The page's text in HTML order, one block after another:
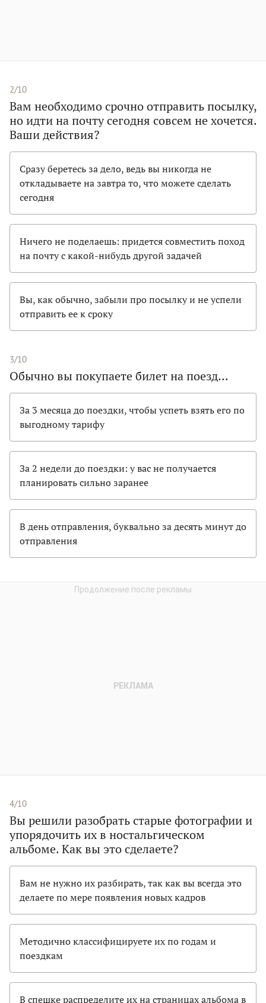
2/10
Вам необходимо срочно отправить посылку,
но идти на почту сегодня совсем не хочется.
Ваши действия?
Сразу беретесь за дело, ведь вы никогда не
откладываете на завтра то, что можете сделать
сегодня
Ничего не поделаешь: придется совместить поход
на почту с какой-нибудь другой задачей
Вы, как обычно, забыли про посылку и не успели
отправить ее к сроку
3/10
Обычно вы покупаете билет на поезд...
За 3 месяца до поездки, чтобы успеть взять его по
выгодному тарифу
За 2 недели до поездки: у вас не получается
планировать сильно заранее
В день отправления, буквально за десять минут до
отправления
4/10
Вы решили разобрать старые фотографии и
упорядочить их в ностальгическом
альбоме. Как вы это сделаете?
Вам не нужно их разбирать, так как вы всегда это
делаете по мере появления новых кадров
Методично классифицируете их по годам и
поездкам
В спешке распределите их на страницах альбома в